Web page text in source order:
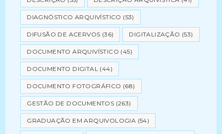
DIAGNÓSTICO ARQUIVÍSTICO (53)
DIFUSÃO DE ACERVOS (36) DIGITALIZAÇÃO (53)
DOCUMENTO ARQUIVÍSTICO (45)
DOCUMENTO DIGITAL (44)
DOCUMENTO FOTOGRÁFICO (68)
GESTÃO DE DOCUMENTOS (263)
GRADUAÇÃO EM ARQUIVOLOGIA (54)